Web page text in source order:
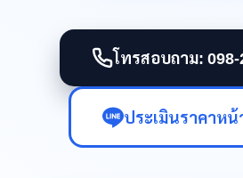
โทรสอบถาม: 098-
ประเมินราคาห